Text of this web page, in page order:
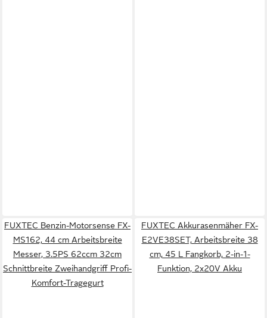
FUXTEC Benzin-Motorsense FX-
MS162, 44 cm Arbeitsbreite
Messer, 3.5PS 62ccm 32cm
Schnittbreite Zweihandgriff Profi-
Komfort-Tragegurt
FUXTEC Akkurasenmäher FX-
E2VE38SET, Arbeitsbreite 38
cm, 45 L Fangkorb, 2-in-1-
Funktion, 2x20V Akku